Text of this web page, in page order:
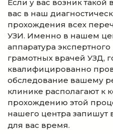
Если у вас возник
вас в наш
прохождения всех
УЗИ. Именно в нашем
аппаратура
грамотных врачей УЗД,
квалифицированно
обследование вашему
клинике располагают к
прохождению этой
нашего центра запишут
для вас время.